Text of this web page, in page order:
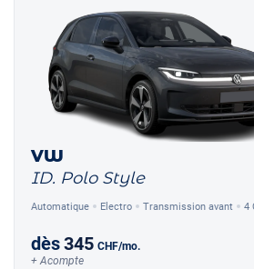
VW
ID. Polo Style
Automatique Electro Transmission avant 4
dès345 CHF/mo.
+ Acompte